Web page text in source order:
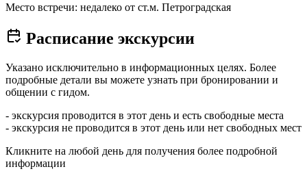
Место встречи: недалеко от ст.м. Петроградская
Расписание экскурсии
Указано исключительно в информационных целях. Более
подробные детали вы можете узнать при бронировании и
общении с гидом.
- экскурсия проводится в этот день и есть свободные места
- экскурсия не проводится в этот день или нет свободных мест
Кликните на любой день для получения более подробной
информации